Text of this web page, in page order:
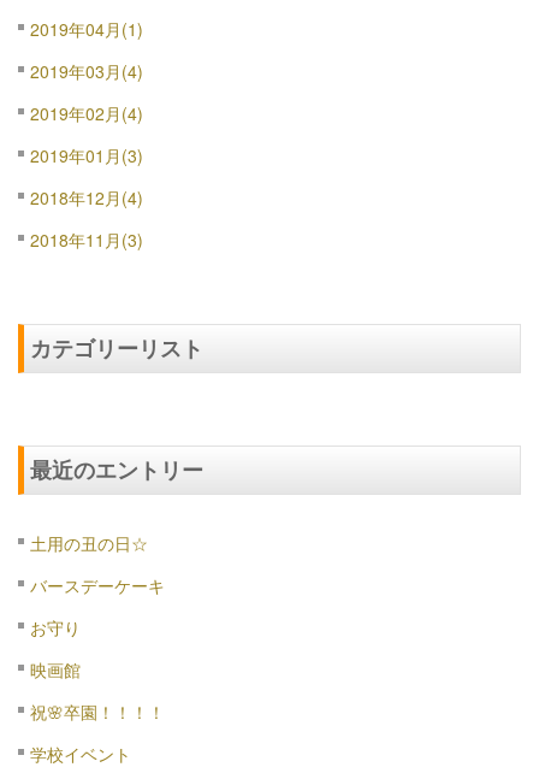
2019年04月(1)
2019年03月(4)
2019年02月(4)
2019年01月(3)
2018年12月(4)
2018年11月(3)
カテゴリーリスト
最近のエントリー
土用の丑の日☆
バースデーケーキ
お守り
映画館
祝🌸卒園！！！！
学校イベント